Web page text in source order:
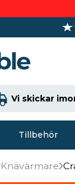
Vi skickar
Tillbehör
Knävärmare